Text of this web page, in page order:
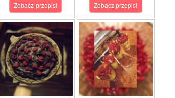
Zobacz przepis! Zobacz przepis!